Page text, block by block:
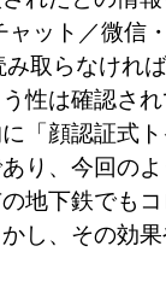
ャット／微信
み取らなけれ
性は確認さ
「顔認証式
り、今回の
地下鉄でも
し、その効